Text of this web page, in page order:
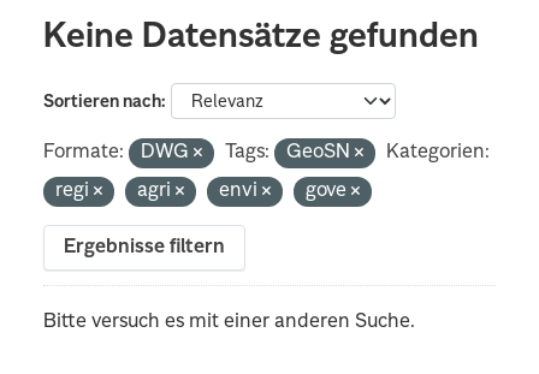
Keine Datensätze gefunden
Sortieren nach
Formate: DWG Tags: GeoSN
Kategorien:
regi
agri envi gove
Ergebnisse filtern
Bitte versuch es mit einer anderen Suche.